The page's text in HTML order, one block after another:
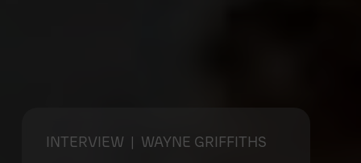
INTERVIEW | WAYNE GRIFFITHS